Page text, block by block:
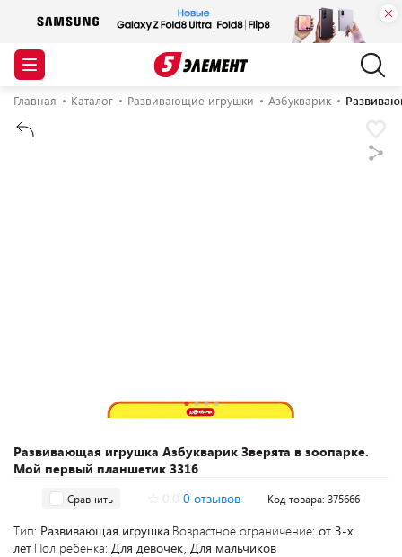
Главная Каталог Развивающие игрушки Азбукварик
Развивающая игрушка Азбукварик Зверята в зоопарке.
Мой первый планшетик 3316
Сравнить 0 отзывов Код товара: 375666
Тип: Развивающая игрушка Возрастное ограничение: от 3-х
лет Пол ребенка: Для девочек, Для мальчиков